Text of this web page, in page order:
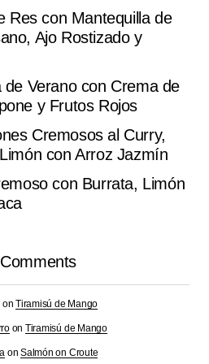
Res con Mantequilla de
Ajo Rostizado y
de Verano con Crema de
y Frutos Rojos
Cremosos al Curry,
con Arroz Jazmín
con Burrata, Limón
onTiramisú de Mango
on Tiramisú de Mango
onSalmón on Croute